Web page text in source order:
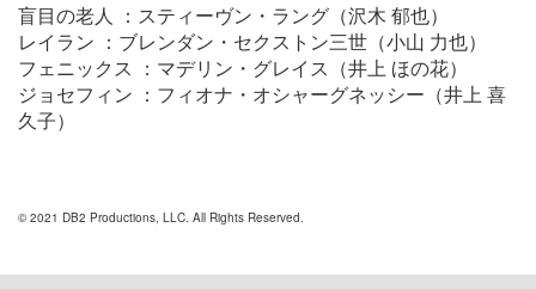
盲目の老人 ：スティーヴン・ラング（沢木 郁也）
レイラン ：ブレンダン・セクストン三世（小山 力也）
フェニックス ：マデリン・グレイス（井上 ほの花）
ジョセフィン ：フィオナ・オシャーグネッシー（井上 喜
久子）
© 2021 DB2 Productions, LLC. All Rights Reserved.